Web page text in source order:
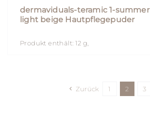
dermaviduals-teramic 1-summer
light beige Hautpflegepuder
Produkt enthält: 12 g
Zurück 1 2 3